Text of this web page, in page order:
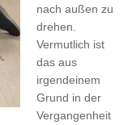
nach außen zu
drehen.
Vermutlich ist
das aus
irgendeinem
Grund in der
Vergangenheit